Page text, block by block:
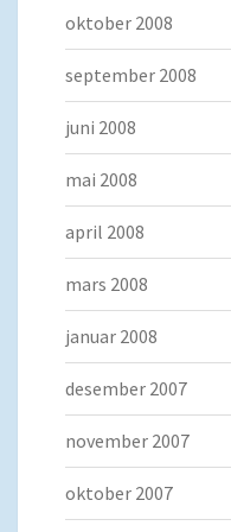
oktober 2008
september 2008
juni 2008
mai 2008
april 2008
mars 2008
januar 2008
desember 2007
november 2007
oktober 2007